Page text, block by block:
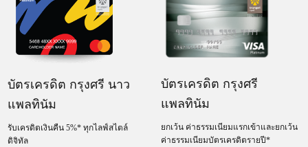
บัตรเครดิต กรุงศรี นาว
แพลทินัม
รับเครดิตเงินคืน 5%* ทุกไลฟ์สไตล์
ดิจิทัล
บัตรเครดิต กรุงศรี
แพลทินัม
ยกเว้น ค่าธรรมเนียมแรกเข้าและยกเว้น
ค่าธรรมเนียมบัตรเครดิตรายปี*​